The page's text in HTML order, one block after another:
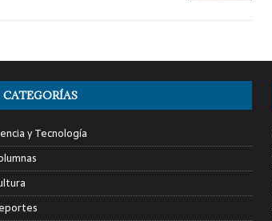
CATEGORÍAS
y Tecnología